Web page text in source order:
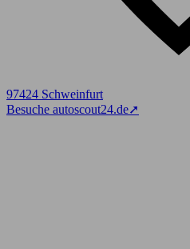
97424 Schweinfurt
Besuche autoscout24.de➚